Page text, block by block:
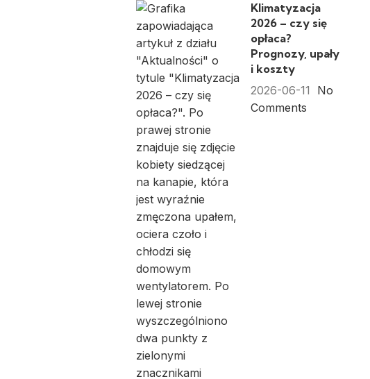
Klimatyzacja
2026 – czy się
opłaca?
Prognozy, upały
i koszty
2026-06-11
No
Comments